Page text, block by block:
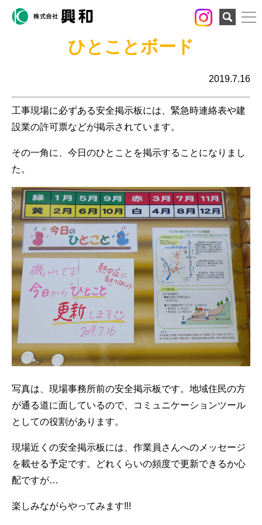
ひとことボード
2019.7.16
工事現場に必ずある安全掲示板には、緊急時連絡表や建
設業の許可票などが掲示されています。
その一角に、今日のひとことを掲示することになりまし
た。
写真は、現場事務所前の安全掲示板です。地域住民の方
が通る道に面しているので、コミュニケーションツール
としての役割があります。
現場近くの安全掲示板には、作業員さんへのメッセージ
を載せる予定です。どれくらいの頻度で更新できるか心
配ですが…
楽しみながらやってみます‼!